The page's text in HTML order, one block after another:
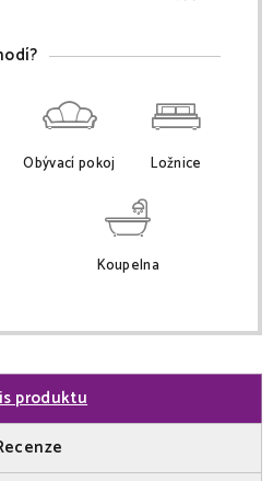
Obývací pokoj Ložnice
Koupelna
produktu